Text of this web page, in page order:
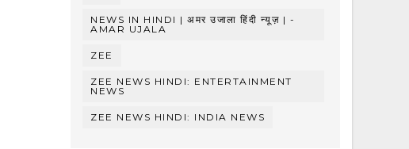
NEWS IN HINDI | अमर उजाला हिंदी न्यूज़ | -
AMAR UJALA
ZEE
ZEE NEWS HINDI: ENTERTAINMENT
NEWS
ZEE NEWS HINDI: INDIA NEWS